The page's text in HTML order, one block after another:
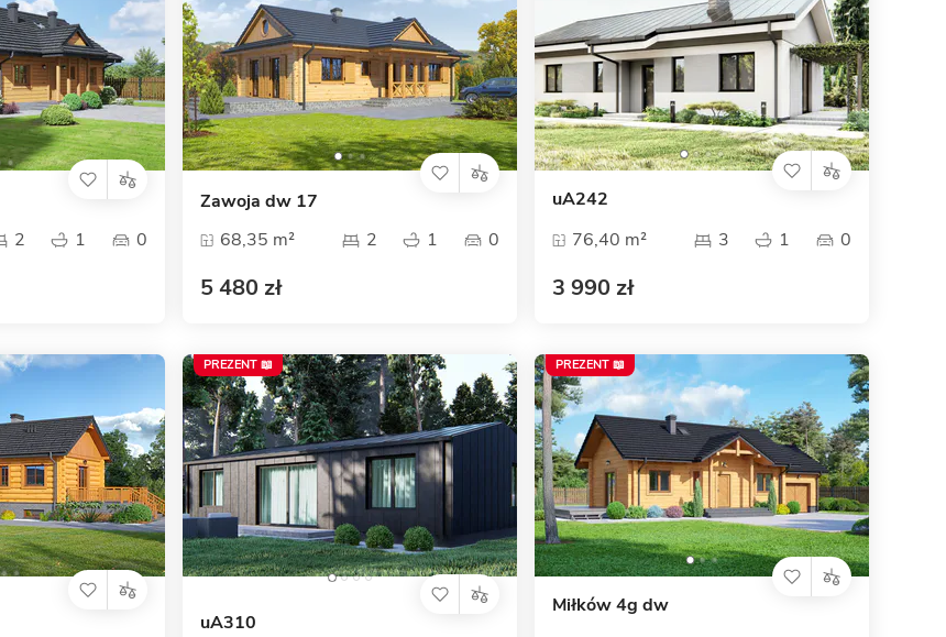
2 1 0
Zawoja dw 17
68,35 m²
2 1 0
5 480 zł
uA242
76,40 m²
3 1 0
3 990 zł
uA310
PREZENT 📖
Miłków 4g dw
PREZENT 📖